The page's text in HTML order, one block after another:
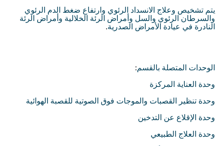
يتم تشخيص وعلاج الانسداد الرئوي وارتفاع ضغط الدم الرئوي
والسرطان الرئوي والسل وأمراض الرئة الخلالية وأمراض الرئة
النادرة في عيادة الأمراض الصدرية.
الوحدات المتصلة بالقسم:
وحدة العناية المركزة
وحدة تنظير القصبات والموجات فوق الصوتية للقصبة الهوائية
وحدة الإقلاع عن التدخين
وحدة العلاج الطبيعي